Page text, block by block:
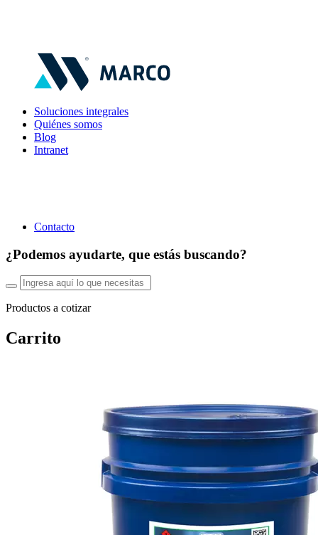
Soluciones integrales
Quiénes somos
Blog
Intranet
Contacto
¿Podemos ayudarte, que estás buscando?
Productos a cotizar
Carrito